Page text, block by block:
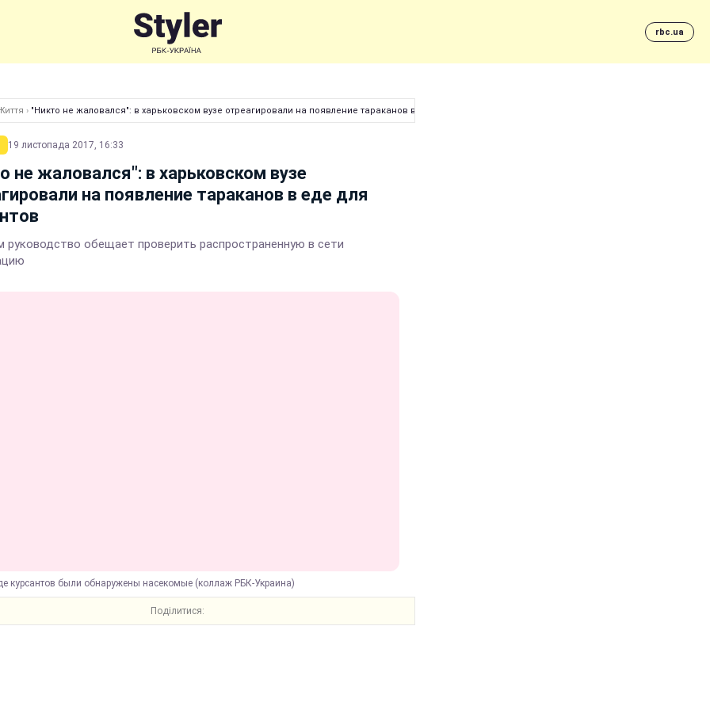
rbc.ua
› "Никто не жаловался": в харьковском вузе отреагировали на появление тараканов в еде для курсантов
19 листопада 2017, 16:33
не жаловался": в харьковском вузе
на появление тараканов в еде для
руководство обещает проверить распространенную в сети
курсантов были обнаружены насекомые (коллаж РБК-Украина)
Поділитися: